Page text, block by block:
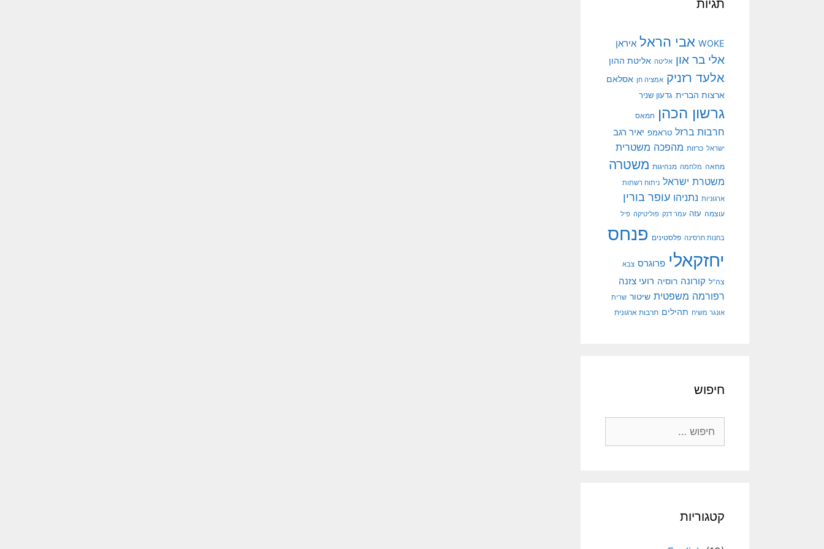
תגיות
WOKE אבי הראל איראן
אלי בר און אליטה אליטת ההון
אלעד רזניק אמציה חן אסלאם
ארצות הברית גדעון שניר
גרשון הכהן חמאס
חרבות ברזל טראמפ יאיר רגב
ישראל כרזות מהפכה משטרית
מחאה מלחמה מנהיגות משטרה
משטרת ישראל ניתוח רשתות
ארגוניות נתניהו עופר בורין
עוצמה עזה עמר דנק פוליטיקה פיל
בחנות חרסינה פלסטינים פנחס
יחזקאלי פרוגרס צבא
צה"ל קורונה רוסיה רועי צזנה
רפורמה משפטית שיטור שרית
אונגר משיח תהילים תרבות ארגונית
חיפוש
קטגוריות